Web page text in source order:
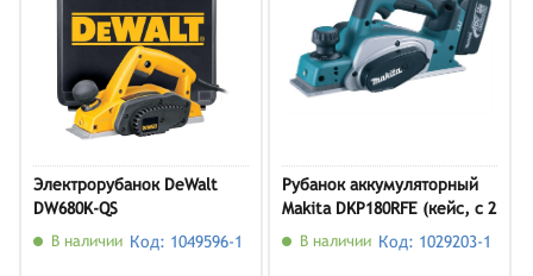
Электрорубанок DeWalt
DW680K-QS
В наличии Код: 1049596-1
Рубанок аккумуляторный
Makita DKP180RFE (кейс, с 2
АКБ и ЗУ)
В наличии Код: 1029203-1